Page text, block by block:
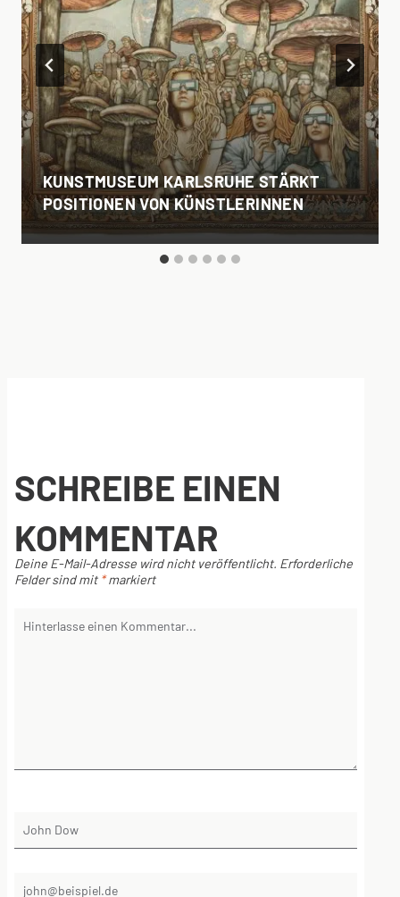
KUNSTMUSEUM KARLSRUHE STÄRKT
POSITIONEN VON KÜNSTLERINNEN
SCHREIBE EINEN
KOMMENTAR
Deine E-Mail-Adresse wird nicht veröffentlicht. Erforderliche
Felder sind mit *markiert